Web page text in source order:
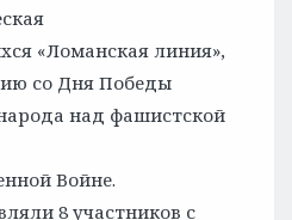
«Ломанская линия»,
со Дня Победы
над фашистской
Войне.
8 участников с